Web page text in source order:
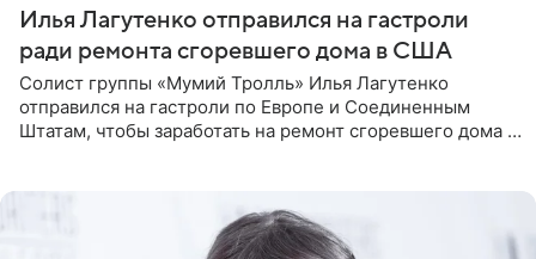
Илья Лагутенко отправился на гастроли
ради ремонта сгоревшего дома в США
Солист группы «Мумий Тролль» Илья Лагутенко
отправился на гастроли по Европе и Соединенным
Штатам, чтобы заработать на ремонт сгоревшего дома в